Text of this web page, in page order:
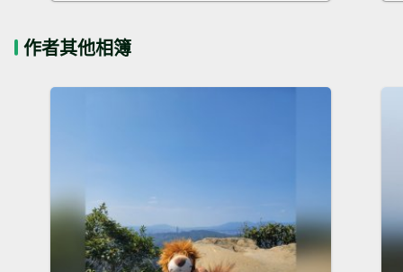
作者其他相簿